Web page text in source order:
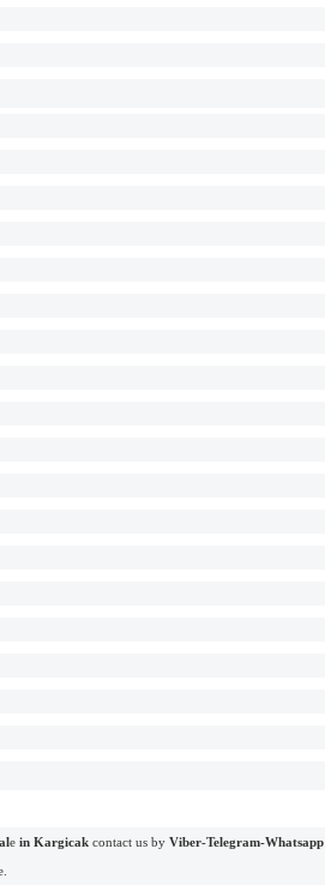
e in Kargicak contact us by Viber-Telegram-Whatsapp